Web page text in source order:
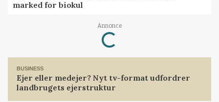
marked for biokul
Annonce
Loading...
BUSINESS
Ejer eller medejer? Nyt tv-format udfordrer
landbrugets ejerstruktur